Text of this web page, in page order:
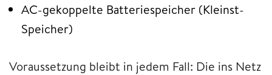
AC-gekoppelte Batteriespeicher (Kleinst-
Speicher)
Voraussetzung bleibt in jedem Fall: Die ins Netz